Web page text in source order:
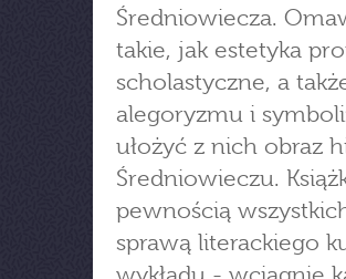
Średniowiecza.
takie, jak estetyka
scholastyczne, a
alegoryzmu i
ułożyć z nich obraz
Średniowieczu.
pewnością
sprawą literackiego